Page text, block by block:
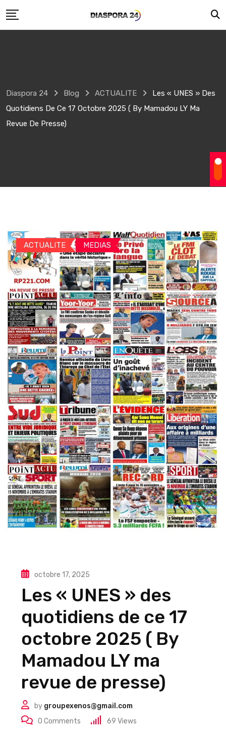
to
Diaspora 24 Blog ACTUALITE
Les « UNES » Des
Quotidiens De Ce 17 Octobre 2025 ( By Mamadou LY Ma
Revue De Presse)
ACTUALITE MEDIAS
octobre 17, 2025
Les « UNES » des
quotidiens de ce 17
octobre 2025 ( By
Mamadou LY ma
revue de presse)
by groupexenos@gmail.com
0 Comments 69 Views